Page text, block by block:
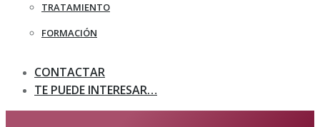
TRATAMIENTO
FORMACIÓN
CONTACTAR
TE PUEDE INTERESAR…